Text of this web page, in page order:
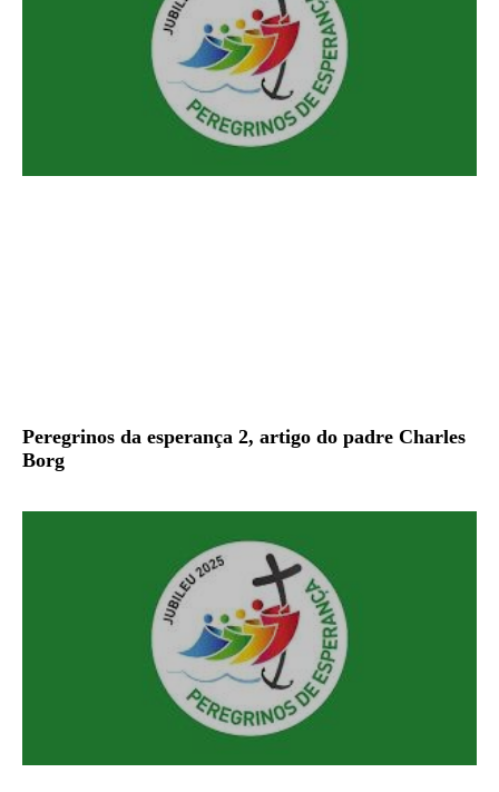
Peregrinos da esperança 2, artigo do padre Charles
Borg